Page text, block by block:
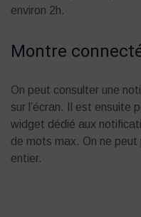
environ 2h.
Montre
On peut consulter une
sur l’écran. Il est ensuite
widget dédié aux
de mots max. On ne peut
entier.